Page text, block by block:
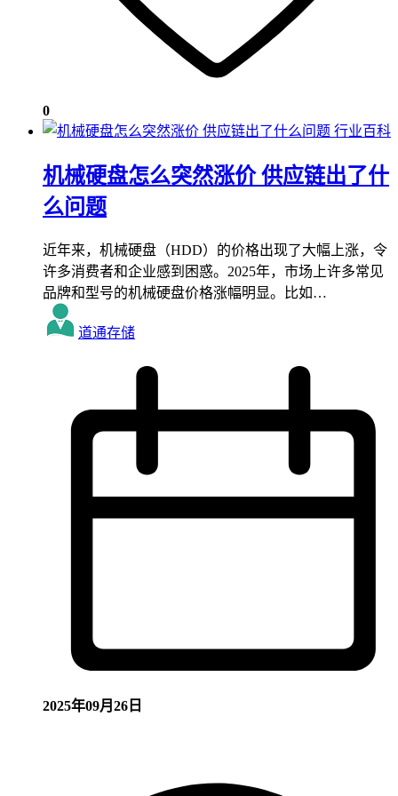
0
行业百科
机械硬盘怎么突然涨价 供应链出了什
么问题
近年来，机械硬盘（HDD）的价格出现了大幅上涨，令
许多消费者和企业感到困惑。2025年，市场上许多常见
品牌和型号的机械硬盘价格涨幅明显。比如…
道通存储
2025年09月26日